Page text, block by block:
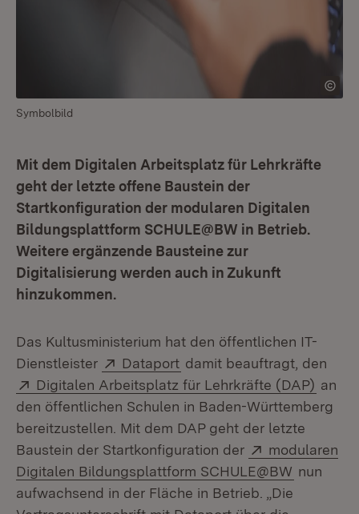
Symbolbild
Mit dem Digitalen Arbeitsplatz für Lehrkräfte
geht der letzte offene Baustein der
Startkonfiguration der modularen Digitalen
Bildungsplattform SCHULE@BW in Betrieb.
Weitere ergänzende Bausteine zur
Digitalisierung werden auch in Zukunft
hinzukommen.
Das Kultusministerium hat den öffentlichen IT-
Dienstleister
Extern:
Dataport (Öffnet in neuem Fenster)
damit beauftragt, den
Extern:
Digitalen Arbeitsplatz für Lehrkräfte (DAP) an
den öffentlichen Schulen in Baden-Württemberg
bereitzustellen. Mit dem DAP geht der letzte
Baustein der Startkonfiguration der
Extern:
modularen
Digitalen Bildungsplattform SCHULE@BW (Öffnet
nun
aufwachsend in der Fläche in Betrieb. „Die